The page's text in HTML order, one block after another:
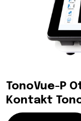
TonoVue-P
Kontakt